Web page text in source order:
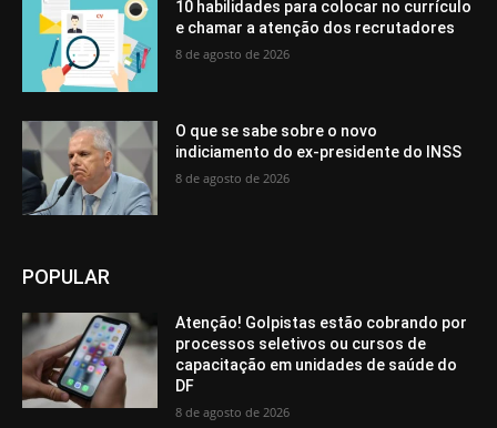
10 habilidades para colocar no currículo
e chamar a atenção dos recrutadores
8 de agosto de 2026
O que se sabe sobre o novo
indiciamento do ex-presidente do INSS
8 de agosto de 2026
POPULAR
Atenção! Golpistas estão cobrando por
processos seletivos ou cursos de
capacitação em unidades de saúde do
DF
8 de agosto de 2026